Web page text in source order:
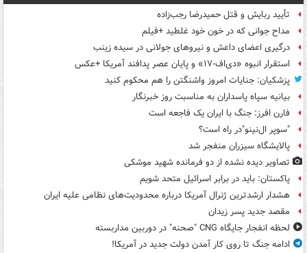
تأیید ربایش و قتل حمیدرضا رجب‌زاده
مداح جوانی که در خون خود غلطید +فیلم
درگیری اعضای داعش و نیروهای جولانی در سیده زینب
استقرار انبوه «دی‌اف‑۱۷» و پایان عصر پدافند آمریکا +عکس
پزشکیان: جنایات امروز واشنگتن را هم محکوم کنید
بیانیه سپاه پاسداران به مناسبت روز خبرنگار
فارن افرز: جنگ با ایران یک فاجعه است
"سوپر ال‌نینو"در راه است؟
پالایشگاه سیزران منفجر شد
تصاویر دیده‌ نشده از دو فرمانده شهید موشکی
پاکستان: باید در برابر اسرائیل متحد شویم
هشدار ارشدترین ژنرال آمریکا درباره محدودیت‌های نظامی علیه ایران
مقصد جدید پسر زیدان
لحظه انفجار جایگاه CNG "صحنه" در دوربین مداربسته
ادامه جنگ تا روی کار آمدن دولت جدید در آمریکا!